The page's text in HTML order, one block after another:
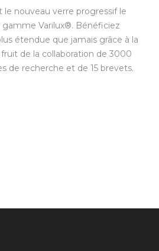
le nouveau verre progressif le
Varilux®. Bénéficiez
étendue que jamais grâce à la
de la collaboration de 3000
de recherche et de 15 brevets.